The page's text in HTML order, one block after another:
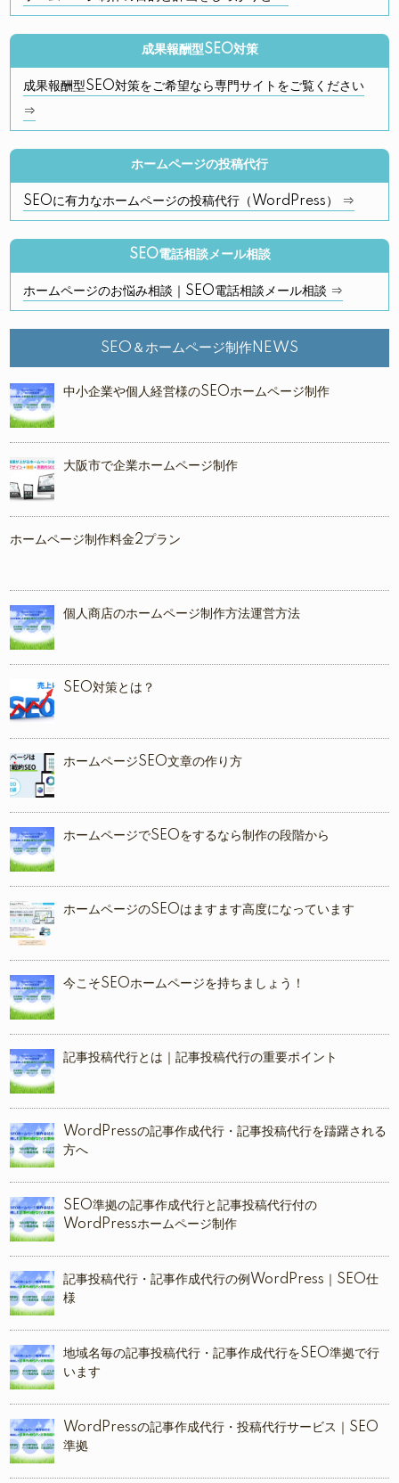
成果報酬型SEO対策
成果報酬型SEO対策をご希望なら専門サイトをご覧ください
⇒
ホームページの投稿代行
SEOに有力なホームページの投稿代行（WordPress） ⇒
SEO電話相談メール相談
ホームページのお悩み相談｜SEO電話相談メール相談 ⇒
SEO＆ホームページ制作NEWS
中小企業や個人経営様のSEOホームページ制作
大阪市で企業ホームページ制作
ホームページ制作料金2プラン
個人商店のホームページ制作方法運営方法
SEO対策とは？
ホームページSEO文章の作り方
ホームページでSEOをするなら制作の段階から
ホームページのSEOはますます高度になっています
今こそSEOホームページを持ちましょう！
記事投稿代行とは｜記事投稿代行の重要ポイント
WordPressの記事作成代行・記事投稿代行を躊躇される
方へ
SEO準拠の記事作成代行と記事投稿代行付の
WordPressホームページ制作
記事投稿代行・記事作成代行の例WordPress｜SEO仕
様
地域名毎の記事投稿代行・記事作成代行をSEO準拠で行
います
WordPressの記事作成代行・投稿代行サービス｜SEO
準拠